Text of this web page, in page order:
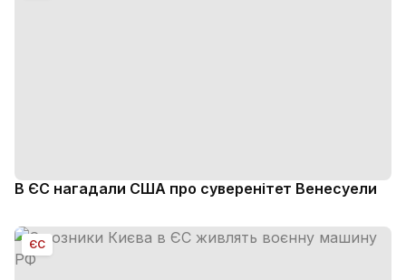
В ЄС нагадали США про суверенітет Венесуели
ЄС